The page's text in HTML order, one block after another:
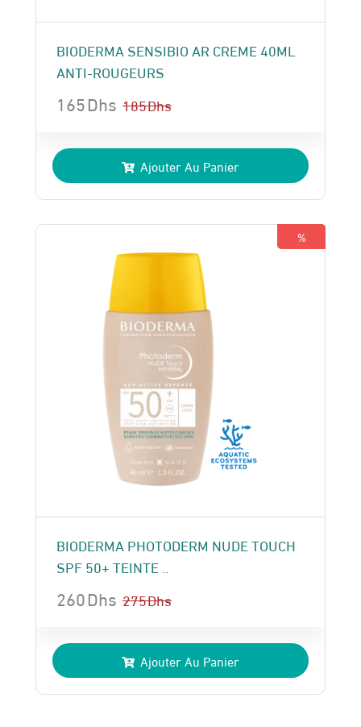
BIODERMA SENSIBIO AR CREME 40ML
ANTI-ROUGEURS
185Dhs
prix
initial
était :
185 Dhs.
165Dhs
prix
actuel
est :
165 Dhs.
Ajouter Au Panier
%
BIODERMA PHOTODERM NUDE TOUCH
SPF 50+ TEINTE ..
275Dhs
prix
initial
était :
260Dhs
prix
actuel
est :
Ajouter Au Panier